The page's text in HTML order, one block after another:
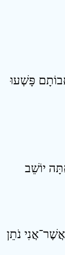
פָּשְׁעוּ
יוֹשֵׁב
נֹתֵן